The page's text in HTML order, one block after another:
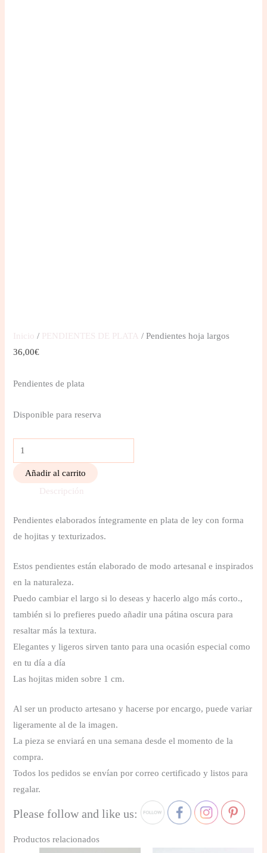
Inicio / PENDIENTES DE PLATA / Pendientes hoja largos
36,00€
Pendientes de plata
Disponible para reserva
Añadir al carrito
Descripción
Pendientes elaborados íntegramente en plata de ley con forma
de hojitas y texturizados.
Estos pendientes están elaborado de modo artesanal e inspirados
en la naturaleza.
Puedo cambiar el largo si lo deseas y hacerlo algo más corto.,
también si lo prefieres puedo añadir una pátina oscura para
resaltar más la textura.
Elegantes y ligeros sirven tanto para una ocasión especial como
en tu día a día
Las hojitas miden sobre 1 cm.
Al ser un producto artesano y hacerse por encargo, puede variar
ligeramente al de la imagen.
La pieza se enviará en una semana desde el momento de la
compra.
Todos los pedidos se envían por correo certificado y listos para
regalar.
Please follow and like us:
Productos relacionados